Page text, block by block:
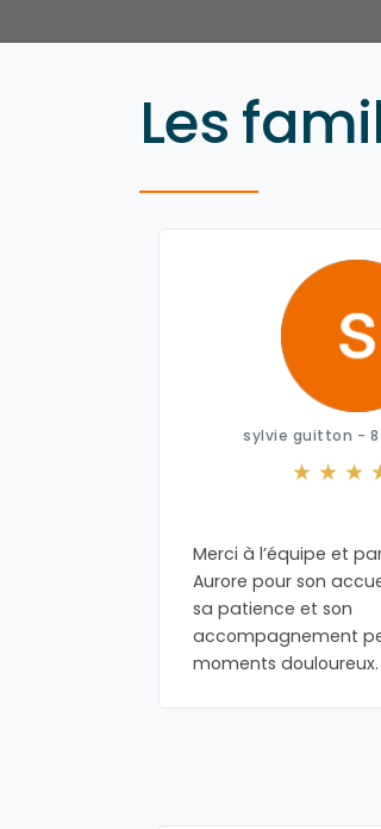
Les
sylvie guitton - 8
Merci à l’équipe et
Aurore pour son
sa patience et son
accompagnement
moments douloureux.